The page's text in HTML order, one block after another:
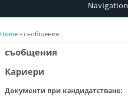
Navigation
You are here
Home» съобщения
съобщения
Кариери
Документи при кандидатстване: